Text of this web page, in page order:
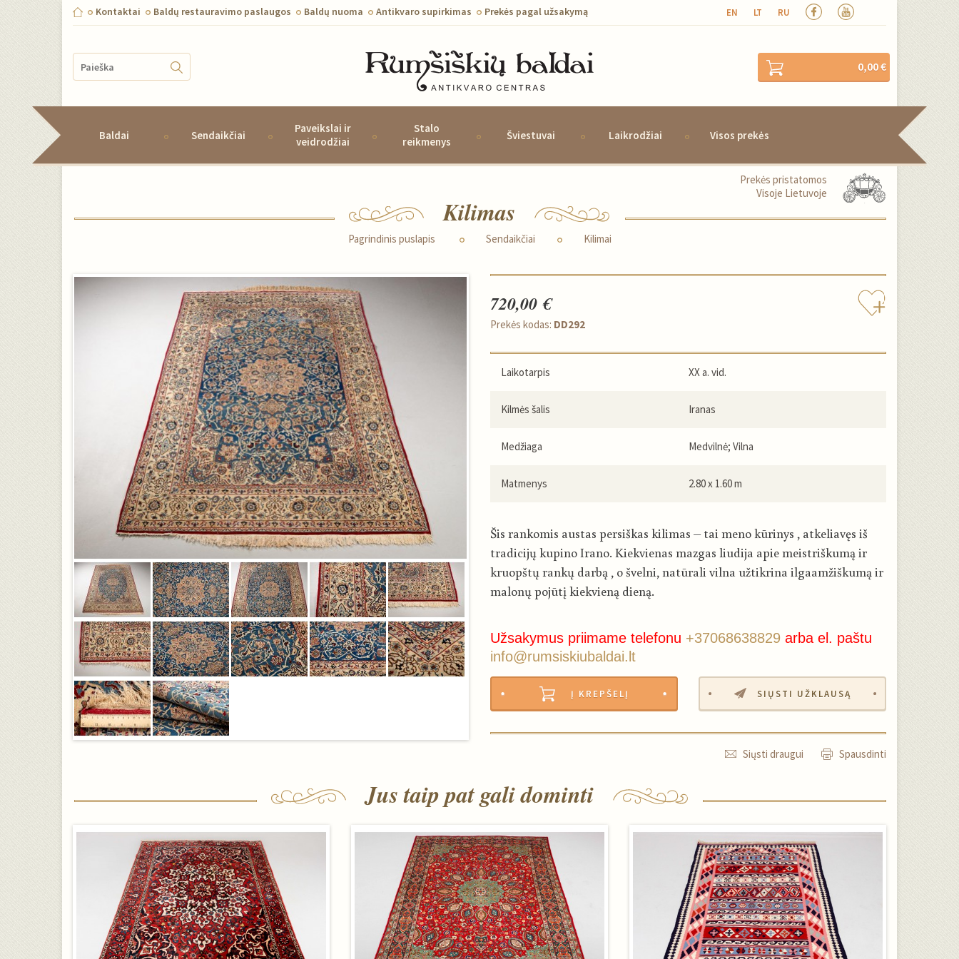
Kontaktai Baldų restauravimo paslaugos Baldų nuoma Antikvaro supirkimas Prekės pagal užsakymą EN LT RU
0,00 €
Baldai Sendaikčiai
Paveikslai ir
veidrodžiai
Stalo
reikmenys
Šviestuvai Laikrodžiai Visos prekės
Prekės pristatomos
Visoje Lietuvoje
Kilimas
Pagrindinis puslapis Sendaikčiai Kilimai
720,00 €
Prekės kodas: DD292
Laikotarpis XX a. vid.
Kilmės šalis Iranas
Medžiaga Medvilnė; Vilna
Matmenys 2.80 x 1.60 m
Šis rankomis austas persiškas kilimas – tai meno kūrinys , atkeliavęs iš
tradicijų kupino Irano. Kiekvienas mazgas liudija apie meistriškumą ir
kruopštų rankų darbą , o švelni, natūrali vilna užtikrina ilgaamžiškumą ir
malonų pojūtį kiekvieną dieną.
Užsakymus priimame telefonu +37068638829 arba el. paštu
info@rumsiskiubaldai.lt
Į KREPŠELĮ SIŲSTI UŽKLAUSĄ
Siųsti draugui Spausdinti
Jus taip pat gali dominti